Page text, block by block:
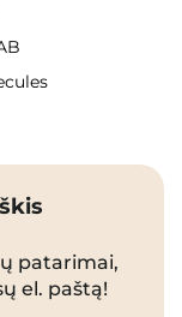
patarimai,
el. paštą!